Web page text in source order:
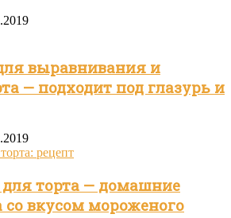
выравнивания и
— подходит под глазурь и
торта — домашние
вкусом мороженого